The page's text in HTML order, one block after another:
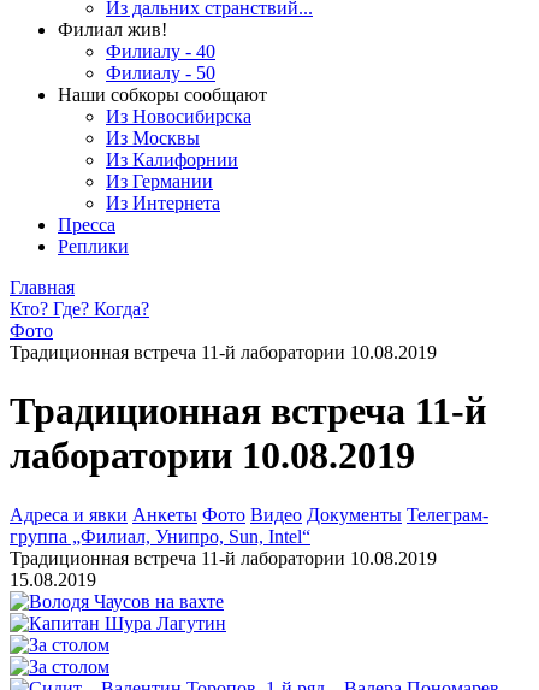
Из дальних странствий...
Филиал жив!
Филиалу - 40
Филиалу - 50
Наши собкоры сообщают
Из Новосибирска
Из Москвы
Из Калифорнии
Из Германии
Из Интернета
Пресса
Реплики
Главная
Кто? Где? Когда?
Фото
Традиционная встреча 11-й лаборатории 10.08.2019
Традиционная встреча 11-й
лаборатории 10.08.2019
Адреса и явки Анкеты Фото Видео Документы Телеграм-
группа „Филиал, Унипро, Sun, Intel“
Традиционная встреча 11-й лаборатории 10.08.2019
15.08.2019